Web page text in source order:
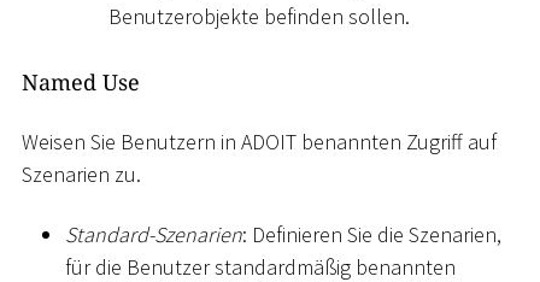
Benutzerobjekte befinden sollen.
Named Use
Weisen Sie Benutzern in ADOIT benannten Zugriff auf
Szenarien zu.
Standard-Szenarien: Definieren Sie die Szenarien,
für die Benutzer standardmäßig benannten